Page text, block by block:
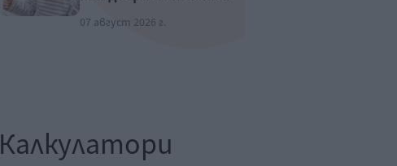
07 август 2026 г.
Калкулатори